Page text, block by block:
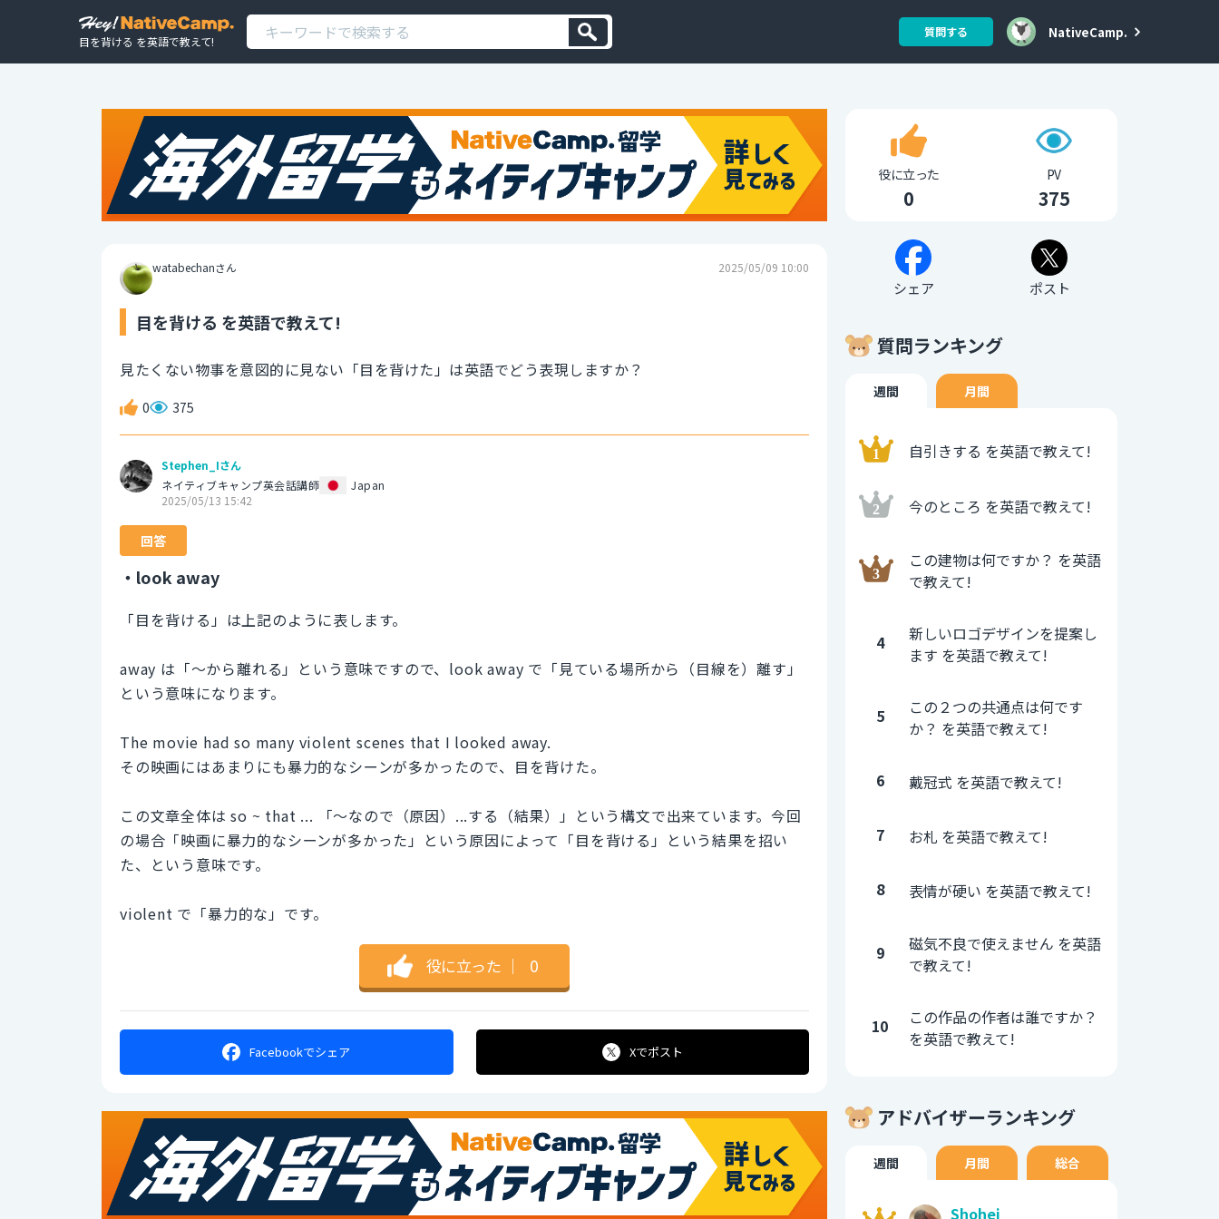
目を背ける を英語で教えて!
質問する NativeCamp.
watabechanさん 2025/05/09 10:00
目を背ける を英語で教えて!
見たくない物事を意図的に見ない「目を背けた」は英語でどう表現しますか？
0 375
Stephen_Iさん
ネイティブキャンプ英会話講師
Japan
2025/05/13 15:42
回答
・look away
「目を背ける」は上記のように表します。
away は「～から離れる」という意味ですので、look away で「見ている場所から（目線を）離す」
という意味になります。
The movie had so many violent scenes that I looked away.
その映画にはあまりにも暴力的なシーンが多かったので、目を背けた。
この文章全体は so ~ that ... 「～なので（原因）...する（結果）」という構文で出来ています。今回
の場合「映画に暴力的なシーンが多かった」という原因によって「目を背ける」という結果を招い
た、という意味です。
violent で「暴力的な」です。
役に立った ｜ 0
Facebookでシェア Xでポスト
役に立った
0
PV
375
シェア ポスト
質問ランキング
週間 月間
自引きする を英語で教えて!
今のところ を英語で教えて!
この建物は何ですか？ を英語
で教えて!
4
新しいロゴデザインを提案し
ます を英語で教えて!
5
この２つの共通点は何です
か？ を英語で教えて!
6 戴冠式 を英語で教えて!
7 お札 を英語で教えて!
8 表情が硬い を英語で教えて!
9
磁気不良で使えません を英語
で教えて!
10
この作品の作者は誰ですか？
を英語で教えて!
アドバイザーランキング
週間 月間 総合
Shohei